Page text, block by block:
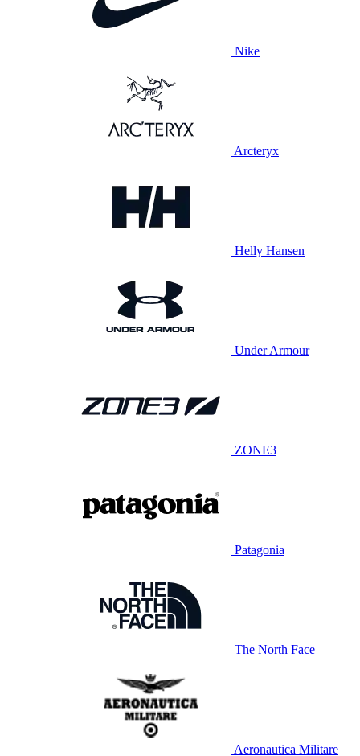
Nike
Arcteryx
Helly Hansen
Under Armour
ZONE3
Patagonia
The North Face
Aeronautica Militare